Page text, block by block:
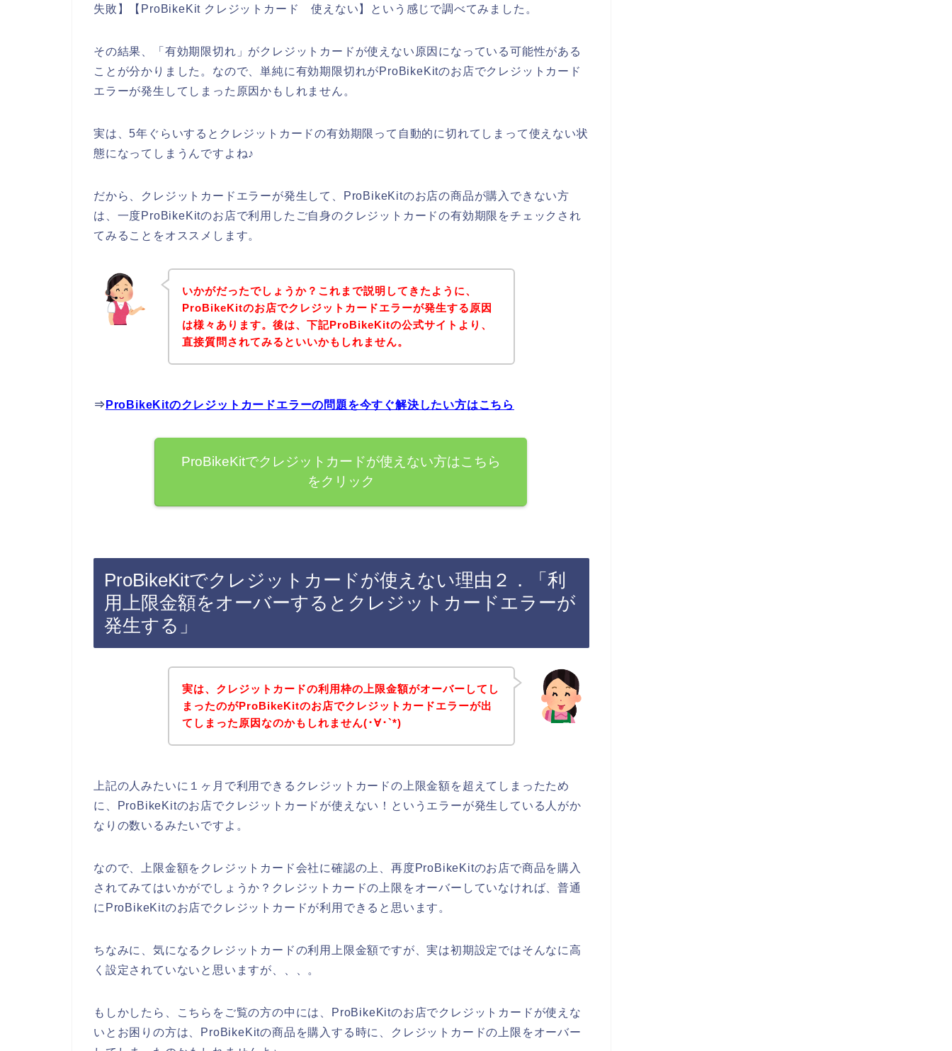
失敗】【ProBikeKit クレジットカード 使えない】という感じで調べてみました。
その結果、「有効期限切れ」がクレジットカードが使えない原因になっている可能性がある
ことが分かりました。なので、単純に有効期限切れがProBikeKitのお店でクレジットカード
エラーが発生してしまった原因かもしれません。
実は、5年ぐらいするとクレジットカードの有効期限って自動的に切れてしまって使えない状
態になってしまうんですよね♪
だから、クレジットカードエラーが発生して、ProBikeKitのお店の商品が購入できない方
は、一度ProBikeKitのお店で利用したご自身のクレジットカードの有効期限をチェックされ
てみることをオススメします。
いかがだったでしょうか？これまで説明してきたように、
ProBikeKitのお店でクレジットカードエラーが発生する原因
は様々あります。後は、下記ProBikeKitの公式サイトより、
直接質問されてみるといいかもしれません。
⇒ ProBikeKitのクレジットカードエラーの問題を今すぐ解決したい方はこちら
ProBikeKitでクレジットカードが使えない方はこちら
をクリック
ProBikeKitでクレジットカードが使えない理由２．「利
用上限金額をオーバーするとクレジットカードエラーが
発生する」
実は、クレジットカードの利用枠の上限金額がオーバーしてし
まったのがProBikeKitのお店でクレジットカードエラーが出
てしまった原因なのかもしれません(･∀･`*)
上記の人みたいに１ヶ月で利用できるクレジットカードの上限金額を超えてしまったため
に、ProBikeKitのお店でクレジットカードが使えない！というエラーが発生している人がか
なりの数いるみたいですよ。
なので、上限金額をクレジットカード会社に確認の上、再度ProBikeKitのお店で商品を購入
されてみてはいかがでしょうか？クレジットカードの上限をオーバーしていなければ、普通
にProBikeKitのお店でクレジットカードが利用できると思います。
ちなみに、気になるクレジットカードの利用上限金額ですが、実は初期設定ではそんなに高
く設定されていないと思いますが、、、。
もしかしたら、こちらをご覧の方の中には、ProBikeKitのお店でクレジットカードが使えな
いとお困りの方は、ProBikeKitの商品を購入する時に、クレジットカードの上限をオーバー